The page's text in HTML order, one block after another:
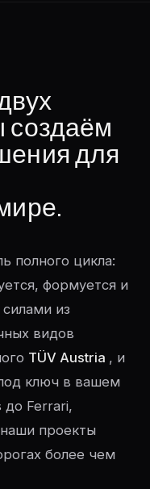
создаём
для
полного цикла:
формуется и
из
видов
TÜV Austria , и
ключ в вашем
до Ferrari,
проекты
более чем